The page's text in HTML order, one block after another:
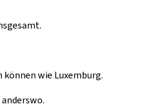
wie Luxemburg.